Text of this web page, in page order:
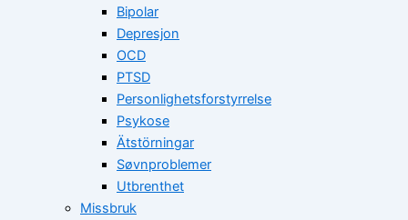
Bipolar
Depresjon
OCD
PTSD
Personlighetsforstyrrelse
Psykose
Ätstörningar
Søvnproblemer
Utbrenthet
Missbruk